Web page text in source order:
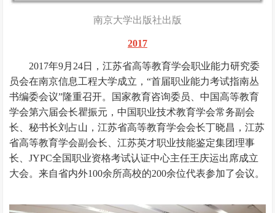
南京大学出版社出版
2017
2017年9月24日，江苏省高等教育学会职业能力研究委
员会在南京信息工程大学成立，“首届职业能力考试指南丛
书编委会议”隆重召开。国家教育咨询委员、中国高等教育
学会第六届会长瞿振元，中国职业技术教育学会常务副会
长、秘书长刘占山，江苏省高等教育学会会长丁晓昌，江苏
省高等教育学会副会长、江苏英才职业技能鉴定集团理事
长、JYPC全国职业资格考试认证中心主任王庆运出席成立
大会。来自省内外100余所高校的200余位代表参加了会议。